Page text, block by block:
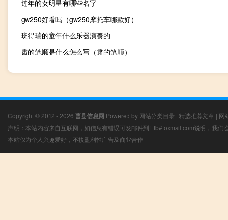
过年的女明星有哪些名字
gw250好看吗（gw250摩托车哪款好）
班得瑞的童年什么乐器演奏的
肃的笔顺是什么怎么写（肃的笔顺）
Copyright © 2012 - 2026 曹县信息网 Powered by 网站分类目录 | 精选推荐文章 | 网
声明：本站内容来自互联网，如信息有错误可发邮件到f_fb#foxmail.com说明，我们
本站仅为个人兴趣爱好，不接盈利性广告及商业合作